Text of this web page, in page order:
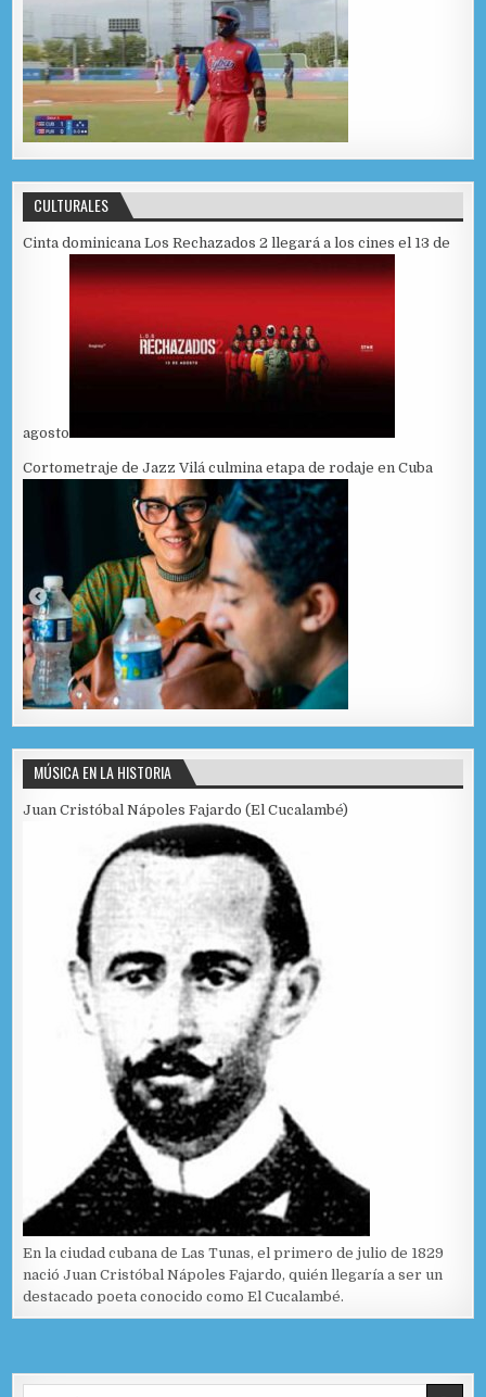
CULTURALES
Cinta dominicana Los Rechazados 2 llegará a los cines el 13 de
agosto
Cortometraje de Jazz Vilá culmina etapa de rodaje en Cuba
MÚSICA EN LA HISTORIA
Juan Cristóbal Nápoles Fajardo (El Cucalambé)
En la ciudad cubana de Las Tunas, el primero de julio de 1829
nació Juan Cristóbal Nápoles Fajardo, quién llegaría a ser un
destacado poeta conocido como El Cucalambé.
Search for: